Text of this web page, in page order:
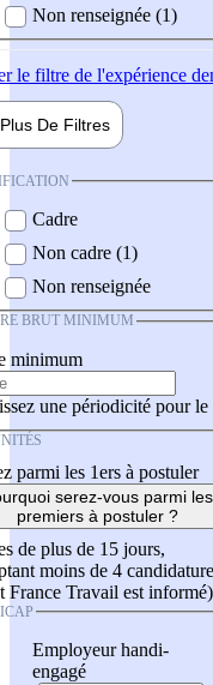
Non renseignée (1)
le filtre de l'expérience
Plus De Filtres
Cadre
Non cadre (1)
Non renseignée
BRUT MINIMUM
minimum
une périodicité pour le
parmi les 1ers à postuler
serez-vous parmi les
premiers à postuler ?
de plus de 15 jours,
moins de 4
France Travail est informé)
Employeur handi-
engagé